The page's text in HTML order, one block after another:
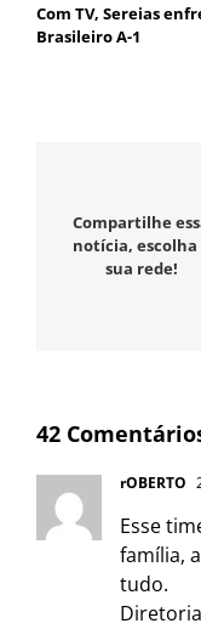
Com TV, Sereias
Brasileiro A-1
Compartilhe
notícia, escolha
sua rede!
42
rOBERTO
Esse
família,
tudo.